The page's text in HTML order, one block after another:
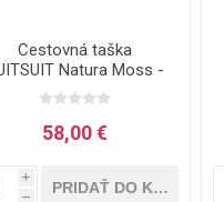
Cestovná taška
Natura Moss -
25 l
58,00 €
i
h